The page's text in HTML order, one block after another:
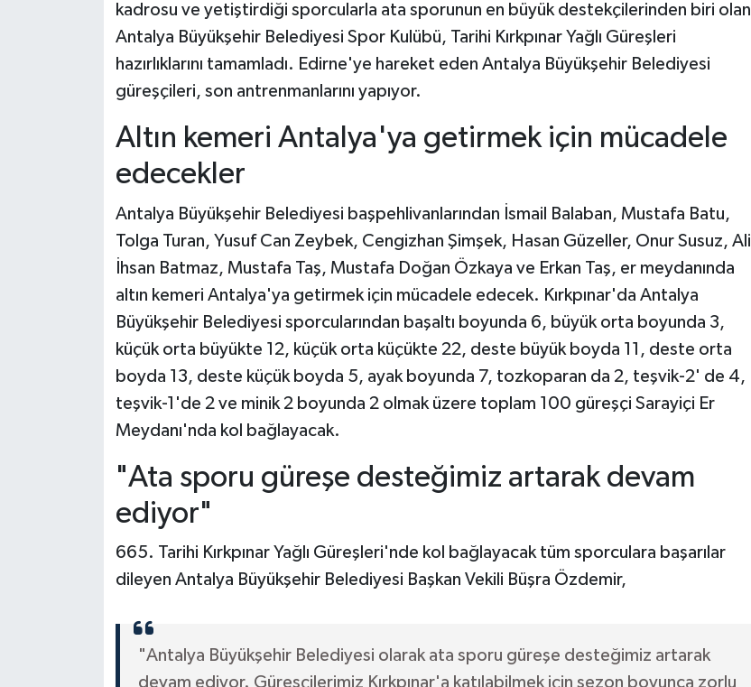
kadrosu ve yetiştirdiği sporcularla ata sporunun en büyük destekçilerinden biri olan
Antalya Büyükşehir Belediyesi Spor Kulübü, Tarihi Kırkpınar Yağlı Güreşleri
hazırlıklarını tamamladı. Edirne'ye hareket eden Antalya Büyükşehir Belediyesi
güreşçileri, son antrenmanlarını yapıyor.
Altın kemeri Antalya'ya getirmek için mücadele
edecekler
Antalya Büyükşehir Belediyesi başpehlivanlarından İsmail Balaban, Mustafa Batu,
Tolga Turan, Yusuf Can Zeybek, Cengizhan Şimşek, Hasan Güzeller, Onur Susuz, Ali
İhsan Batmaz, Mustafa Taş, Mustafa Doğan Özkaya ve Erkan Taş, er meydanında
altın kemeri Antalya'ya getirmek için mücadele edecek. Kırkpınar'da Antalya
Büyükşehir Belediyesi sporcularından başaltı boyunda 6, büyük orta boyunda 3,
küçük orta büyükte 12, küçük orta küçükte 22, deste büyük boyda 11, deste orta
boyda 13, deste küçük boyda 5, ayak boyunda 7, tozkoparan da 2, teşvik-2' de 4,
teşvik-1'de 2 ve minik 2 boyunda 2 olmak üzere toplam 100 güreşçi Sarayiçi Er
Meydanı'nda kol bağlayacak.
"Ata sporu güreşe desteğimiz artarak devam
ediyor"
665. Tarihi Kırkpınar Yağlı Güreşleri'nde kol bağlayacak tüm sporculara başarılar
dileyen Antalya Büyükşehir Belediyesi Başkan Vekili Büşra Özdemir,
"Antalya Büyükşehir Belediyesi olarak ata sporu güreşe desteğimiz artarak
devam ediyor. Güreşçilerimiz Kırkpınar'a katılabilmek için sezon boyunca zorlu